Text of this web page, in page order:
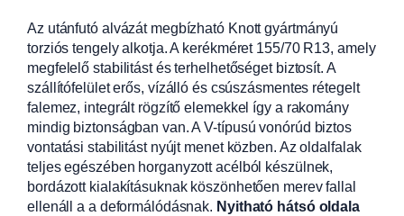
Az utánfutó alvázát megbízható Knott gyártmányú
torziós tengely alkotja. A kerékméret 155/70 R13, amely
megfelelő stabilitást és terhelhetőséget biztosít. A
szállítófelület erős, vízálló és csúszásmentes rétegelt
falemez, integrált rögzítő elemekkel így a rakomány
mindig biztonságban van. A V-típusú vonórúd biztos
vontatási stabilitást nyújt menet közben. Az oldalfalak
teljes egészében horganyzott acélból készülnek,
bordázott kialakításuknak köszönhetően merev fallal
ellenáll a a deformálódásnak. Nyitható hátsó oldala